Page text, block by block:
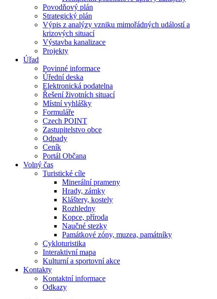
Povodňový plán
Strategický plán
Výpis z analýzy vzniku mimořádných událostí a
krizových situací
Výstavba kanalizace
Projekty
Úřad
Povinné informace
Úřední deska
Elektronická podatelna
Řešení životních situací
Místní vyhlášky
Formuláře
Czech POINT
Zastupitelstvo obce
Odpady
Ceník
Portál Občana
Volný čas
Turistické cíle
Minerální prameny
Hrady, zámky
Kláštery, kostely
Rozhledny
Kopce, příroda
Naučné stezky
Památkové zóny, muzea, památníky
Cykloturistika
Interaktivní mapa
Kulturní a sportovní akce
Kontakty
Kontaktní informace
Odkazy